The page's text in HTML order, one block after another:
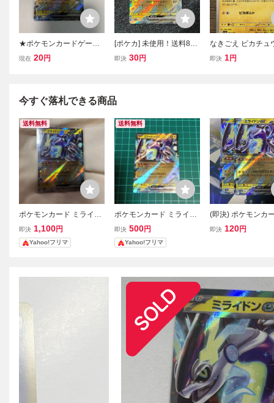
★ポケモンカードゲーム
ミライドンex 071/190 R
現在 20円
[ポケカ] 未使用！送料85
円〜 ミライドンex G sv
即決 30円
なきごえ ピカチュ
190 SV4a シャイ
即決 1円
今すぐ落札できる商品
送料無料
ポケモンカード ミライド
ンex RR sv4a 071/190 美
品
即決 1,100円
Yahoo!フリマ
送料無料
ポケモンカード ミライド
ンex RR sv4a 071/190
即決 500円
Yahoo!フリマ
(即決) ポケモンカ
4a ミライドンex
即決 120円